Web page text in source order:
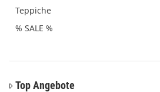
Teppiche
% SALE %
Top Angebote